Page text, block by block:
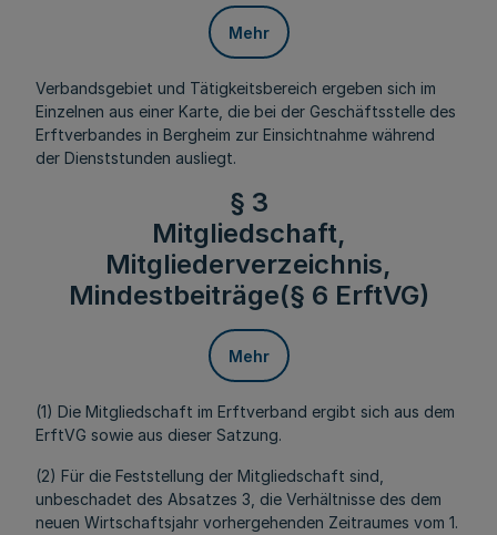
Mehr
Verbandsgebiet und Tätigkeitsbereich ergeben sich im
Einzelnen aus einer Karte, die bei der Geschäftsstelle des
Erftverbandes in Bergheim zur Einsichtnahme während
der Dienststunden ausliegt.
§ 3
Mitgliedschaft,
Mitgliederverzeichnis,
Mindestbeiträge(§ 6 ErftVG)
Mehr
(1) Die Mitgliedschaft im Erftverband ergibt sich aus dem
ErftVG sowie aus dieser Satzung.
(2) Für die Feststellung der Mitgliedschaft sind,
unbeschadet des Absatzes 3, die Verhältnisse des dem
neuen Wirtschaftsjahr vorhergehenden Zeitraumes vom 1.